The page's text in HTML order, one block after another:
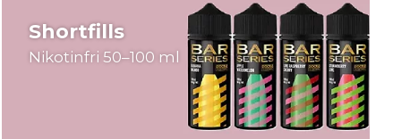
Shortfills
Nikotinfri 50–100 ml